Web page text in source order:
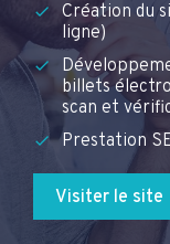
Création du
ligne)
billets
scan et
Prestation
Visiter le site